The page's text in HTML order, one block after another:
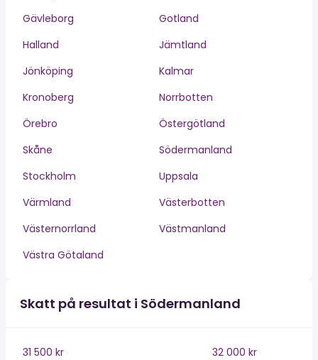
Gävleborg
Gotland
Halland
Jämtland
Jönköping
Kalmar
Kronoberg
Norrbotten
Örebro
Östergötland
Skåne
Södermanland
Stockholm
Uppsala
Värmland
Västerbotten
Västernorrland
Västmanland
Västra Götaland
Skatt på resultat i Södermanland
31 500 kr
32 000 kr